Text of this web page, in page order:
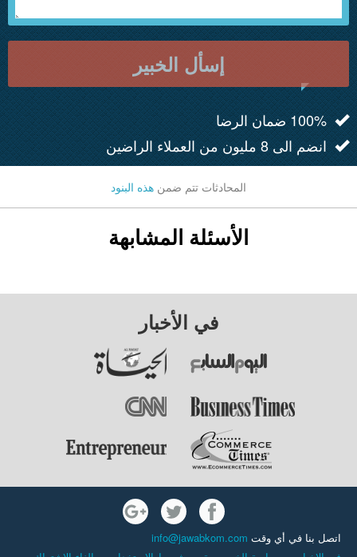
إسأل الخبير
100% ضمان الرضا
انضم الى 8 مليون من العملاء الراضين
المحادثات تتم ضمن هذه البنود
الأسئلة المشابهة
في الأخبار
اتصل بنا في أي وقت info@jawabkom.com